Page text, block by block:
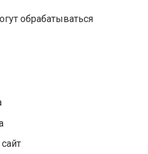
обрабатываться